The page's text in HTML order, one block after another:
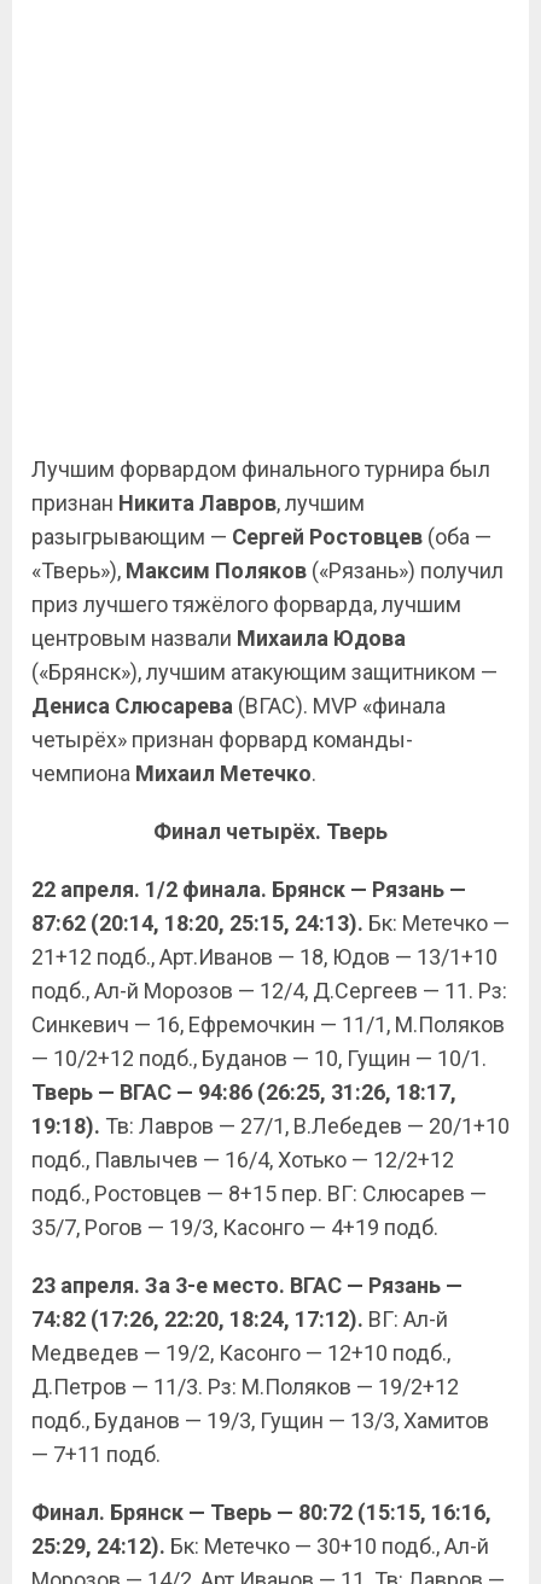
Лучшим форвардом финального турнира был
признан Никита Лавров, лучшим
разыгрывающим — Сергей Ростовцев (оба —
«Тверь»), Максим Поляков («Рязань») получил
приз лучшего тяжёлого форварда, лучшим
центровым назвали Михаила Юдова
(«Брянск»), лучшим атакующим защитником —
Дениса Слюсарева (ВГАС). MVP «финала
четырёх» признан форвард команды-
чемпиона Михаил Метечко.
Финал четырёх. Тверь
22 апреля. 1/2 финала. Брянск — Рязань —
87:62 (20:14, 18:20, 25:15, 24:13). Бк: Метечко —
21+12 подб., Арт.Иванов — 18, Юдов — 13/1+10
подб., Ал-й Морозов — 12/4, Д.Сергеев — 11. Рз:
Синкевич — 16, Ефремочкин — 11/1, М.Поляков
— 10/2+12 подб., Буданов — 10, Гущин — 10/1.
Тверь — ВГАС — 94:86 (26:25, 31:26, 18:17,
19:18). Тв: Лавров — 27/1, В.Лебедев — 20/1+10
подб., Павлычев — 16/4, Хотько — 12/2+12
подб., Ростовцев — 8+15 пер. ВГ: Слюсарев —
35/7, Рогов — 19/3, Касонго — 4+19 подб.
23 апреля. За 3-е место. ВГАС — Рязань —
74:82 (17:26, 22:20, 18:24, 17:12). ВГ: Ал-й
Медведев — 19/2, Касонго — 12+10 подб.,
Д.Петров — 11/3. Рз: М.Поляков — 19/2+12
подб., Буданов — 19/3, Гущин — 13/3, Хамитов
— 7+11 подб.
Финал. Брянск — Тверь — 80:72 (15:15, 16:16,
25:29, 24:12). Бк: Метечко — 30+10 подб., Ал-й